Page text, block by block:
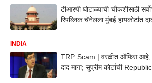
टीआरपी घोटाळ्याची चौकशीसाठी
रिपब्लिक चॅनेलला मुंबई हायकोर्टात
INDIA
TRP Scam | वरळीत ऑफिस आहे,
दाद मागा; सुप्रीम कोर्टाची